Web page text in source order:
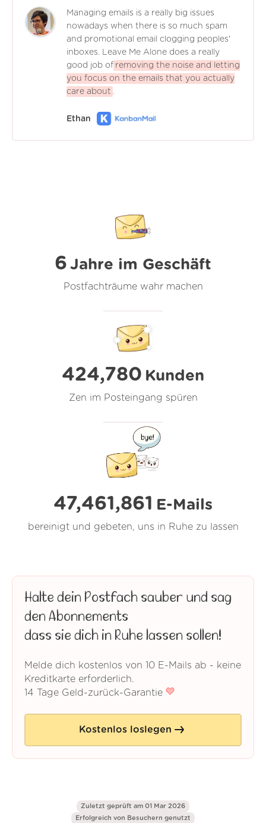
Managing emails is a really big issues
nowadays when there is so much spam
and promotional email clogging peoples'
inboxes. Leave Me Alone does a really
good job of removing the noise and letting
you focus on the emails that you actually
care about
Ethan
6 Jahre im Geschäft
Postfachträume wahr machen
424,780 Kunden
Zen im Posteingang spüren
47,461,864 E-Mails
bereinigt und gebeten, uns in Ruhe zu lassen
Halte dein Postfach sauber und sag
den Abonnements
dass sie dich in Ruhe lassen sollen!
Melde dich kostenlos von 10 E-Mails ab - keine
Kreditkarte erforderlich.
14 Tage Geld-zurück-Garantie
Kostenlos loslegen
Zuletzt geprüft am 01 Mar 2026
Erfolgreich von Besuchern genutzt